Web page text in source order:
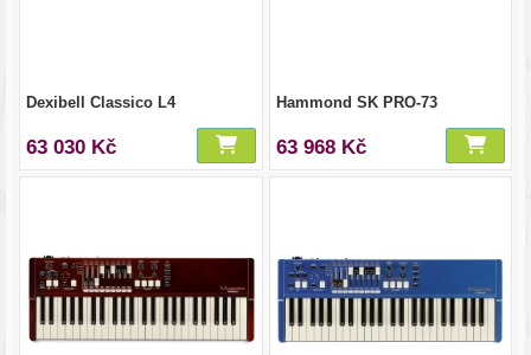
Dexibell Classico L4
63 030 Kč
Hammond SK PRO-73
63 968 Kč